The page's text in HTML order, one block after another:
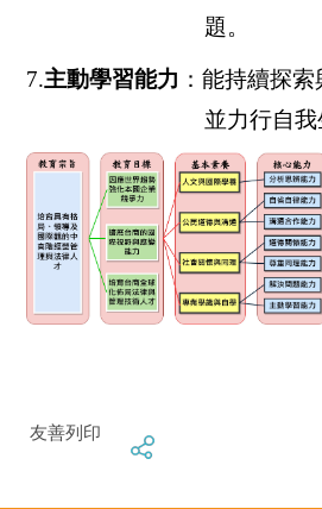
題。
7.主動學習能力 ：能持續探
並力行自我
友善列印